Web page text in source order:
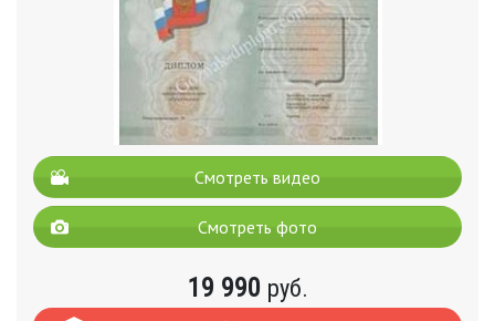
Смотреть видео
Смотреть фото
19 990 руб.